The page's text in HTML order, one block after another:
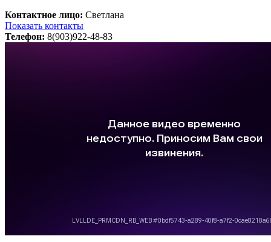
Контактное лицо: Светлана
Показать контакты
Телефон: 8(903)922-48-83